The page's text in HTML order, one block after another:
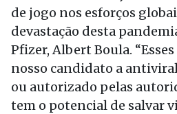
de jogo nos esforços
devastação desta
Pfizer, Albert Boula.
nosso candidato a
ou autorizado pelas
tem o potencial de salvar